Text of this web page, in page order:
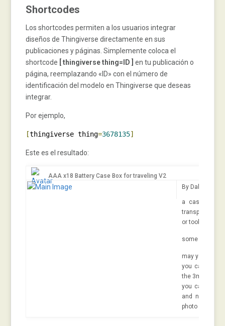
Shortcodes
Los shortcodes permiten a los usuarios integrar
diseños de Thingiverse directamente en sus
publicaciones y páginas. Simplemente coloca el
shortcode
[ thingiverse thing=ID ]
en tu publicación o
página, reemplazando «ID» con el número de
identificación del modelo en Thingiverse que deseas
integrar.
Por ejemplo,
[thingiverse thing=3678135]
Este es el resultado:
AAA x18 Battery Case Box for traveling V2
By Dalacost
a case for
transport or
or tools. very
some
may you use
you can use
the 3mm bar
you can use
and noise of
photo 2)